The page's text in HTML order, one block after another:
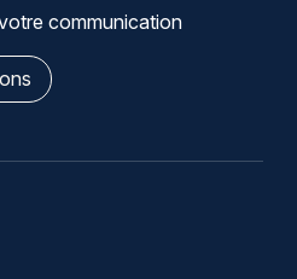
communication